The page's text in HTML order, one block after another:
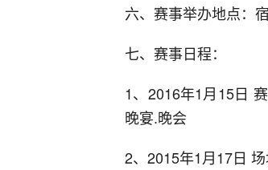
六、赛事举办地点：
七、赛事日程：
1、2016年1月15日
晚宴.晚会
2、2015年1月17日